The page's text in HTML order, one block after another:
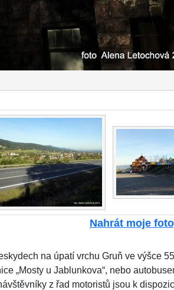
Nahrát moje
na úpatí vrchu Gruň ve výšce
„Mosty u Jablunkova“, nebo
z řad motoristů jsou k